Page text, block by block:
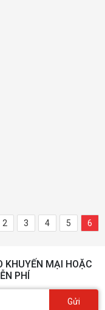
2 3 4 5 6
KHUYẾN MẠI HOẶC
PHÍ
Gửi